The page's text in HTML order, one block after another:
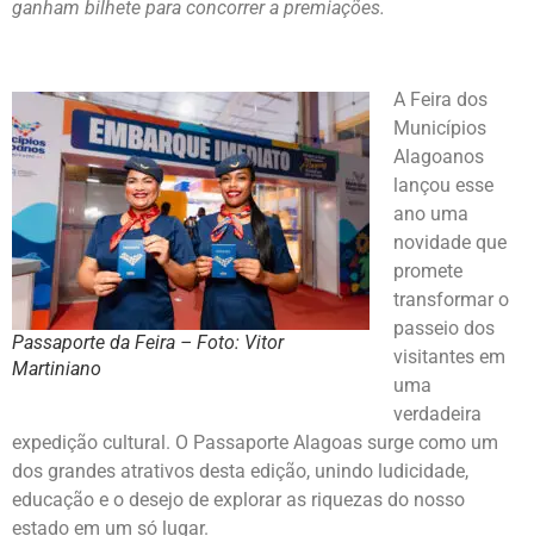
ganham bilhete para concorrer a premiações.
Passaporte da Feira – Foto: Vitor
Martiniano
A Feira dos
Municípios
Alagoanos
lançou esse
ano uma
novidade que
promete
transformar o
passeio dos
visitantes em
uma
verdadeira
expedição cultural. O Passaporte Alagoas surge como um
dos grandes atrativos desta edição, unindo ludicidade,
educação e o desejo de explorar as riquezas do nosso
estado em um só lugar.